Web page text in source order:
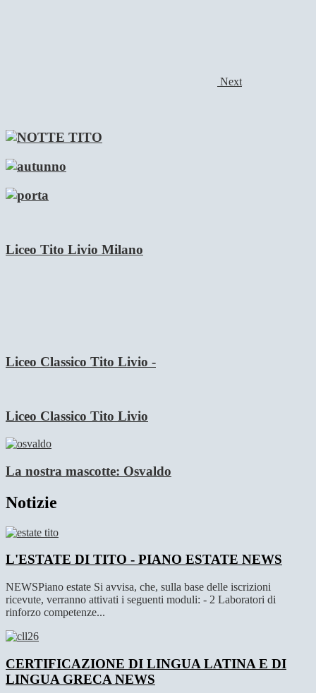
Next
Liceo Tito Livio Milano
Liceo Classico Tito Livio -
Liceo Classico Tito Livio
La nostra mascotte: Osvaldo
Notizie
L'ESTATE DI TITO - PIANO ESTATE NEWS
NEWSPiano estate Si avvisa, che, sulla base delle iscrizioni
ricevute, verranno attivati i seguenti moduli: - 2 Laboratori di
rinforzo competenze...
CERTIFICAZIONE DI LINGUA LATINA E DI
LINGUA GRECA NEWS